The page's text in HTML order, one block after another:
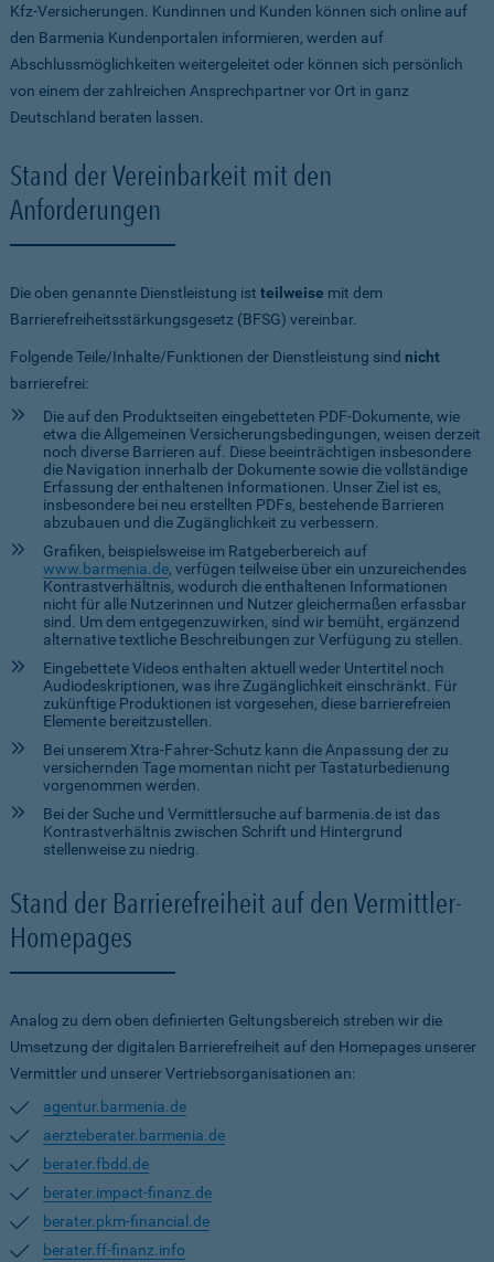
Kfz-Versicherungen. Kundinnen und Kunden können sich online auf
den Barmenia Kundenportalen informieren, werden auf
Abschlussmöglichkeiten weitergeleitet oder können sich persönlich
von einem der zahlreichen Ansprechpartner vor Ort in ganz
Deutschland beraten lassen.
Stand der Vereinbarkeit mit den
Anforderungen
Die oben genannte Dienstleistung ist teilweise mit dem
Barrierefreiheitsstärkungsgesetz (BFSG) vereinbar.
Folgende Teile/Inhalte/Funktionen der Dienstleistung sind nicht
barrierefrei:
Die auf den Produktseiten eingebetteten PDF-Dokumente, wie
etwa die Allgemeinen Versicherungsbedingungen, weisen derzeit
noch diverse Barrieren auf. Diese beeinträchtigen insbesondere
die Navigation innerhalb der Dokumente sowie die vollständige
Erfassung der enthaltenen Informationen. Unser Ziel ist es,
insbesondere bei neu erstellten PDFs, bestehende Barrieren
abzubauen und die Zugänglichkeit zu verbessern.
Grafiken, beispielsweise im Ratgeberbereich auf
www.barmenia.de, verfügen teilweise über ein unzureichendes
Kontrastverhältnis, wodurch die enthaltenen Informationen
nicht für alle Nutzerinnen und Nutzer gleichermaßen erfassbar
sind. Um dem entgegenzuwirken, sind wir bemüht, ergänzend
alternative textliche Beschreibungen zur Verfügung zu stellen.
Eingebettete Videos enthalten aktuell weder Untertitel noch
Audiodeskriptionen, was ihre Zugänglichkeit einschränkt. Für
zukünftige Produktionen ist vorgesehen, diese barrierefreien
Elemente bereitzustellen.
Bei unserem Xtra-Fahrer-Schutz kann die Anpassung der zu
versichernden Tage momentan nicht per Tastaturbedienung
vorgenommen werden.
Bei der Suche und Vermittlersuche auf barmenia.de ist das
Kontrastverhältnis zwischen Schrift und Hintergrund
stellenweise zu niedrig.
Stand der Barrierefreiheit auf den Vermittler-
Homepages
Analog zu dem oben definierten Geltungsbereich streben wir die
Umsetzung der digitalen Barrierefreiheit auf den Homepages unserer
Vermittler und unserer Vertriebsorganisationen an:
agentur.barmenia.de
aerzteberater.barmenia.de
berater.fbdd.de
berater.impact-finanz.de
berater.pkm-financial.de
berater.ff-finanz.info